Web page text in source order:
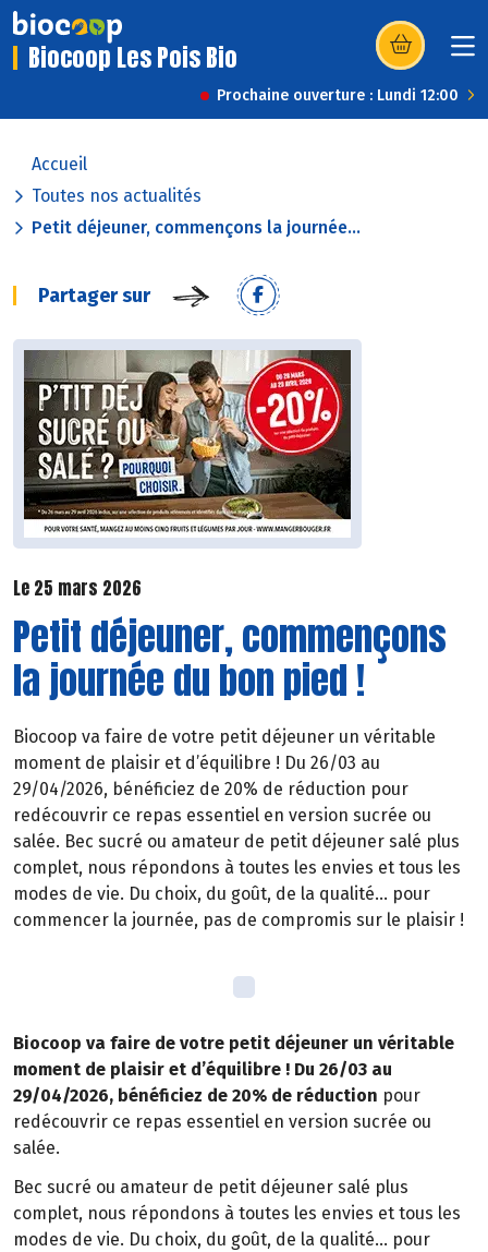
Biocoop Les Pois Bio (s’ouvre dans
Prochaine ouverture : Lundi 12:00
Accueil
Toutes nos actualités
Petit déjeuner, commençons la journée...
Partager sur
Le 25 mars 2026
Petit déjeuner, commençons
la journée du bon pied !
Biocoop va faire de votre petit déjeuner un véritable
moment de plaisir et d’équilibre ! Du 26/03 au
29/04/2026, bénéficiez de 20% de réduction pour
redécouvrir ce repas essentiel en version sucrée ou
salée. Bec sucré ou amateur de petit déjeuner salé plus
complet, nous répondons à toutes les envies et tous les
modes de vie. Du choix, du goût, de la qualité… pour
commencer la journée, pas de compromis sur le plaisir !
Biocoop va faire de votre petit déjeuner un véritable
moment de plaisir et d’équilibre ! Du 26/03 au
29/04/2026, bénéficiez de 20% de réduction pour
redécouvrir ce repas essentiel en version sucrée ou
salée.
Bec sucré ou amateur de petit déjeuner salé plus
complet, nous répondons à toutes les envies et tous les
modes de vie. Du choix, du goût, de la qualité… pour